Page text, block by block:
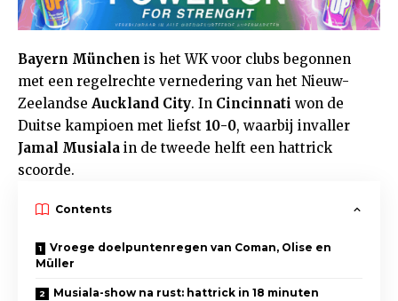
Bayern München is het WK voor clubs begonnen
met een regelrechte vernedering van het Nieuw-
Zeelandse Auckland City. In Cincinnati won de
Duitse kampioen met liefst 10-0, waarbij invaller
Jamal Musiala in de tweede helft een hattrick
scoorde.
Contents
Vroege doelpuntenregen van Coman, Olise en
Müller
Musiala-show na rust: hattrick in 18 minuten